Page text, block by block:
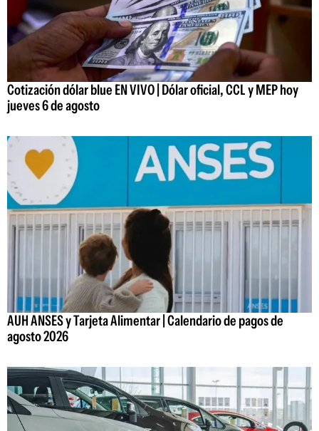
Cotización dólar blue EN VIVO | Dólar oficial, CCL y MEP hoy
jueves 6 de agosto
AUH ANSES y Tarjeta Alimentar | Calendario de pagos de
agosto 2026